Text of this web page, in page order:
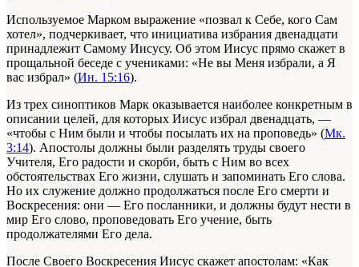
Используемое Марком выражение «позвал к Себе, кого Сам
хотел», подчеркивает, что инициатива избрания двенадцати
принадлежит Самому Иисусу. Об этом Иисус прямо скажет в
прощальной беседе с учениками: «Не вы Меня избрали, а Я
вас избрал» (Ин. 15:16).
Из трех синоптиков Марк оказывается наиболее конкретным в
описании целей, для которых Иисус избрал двенадцать, —
«чтобы с Ним были и чтобы посылать их на проповедь» (Мк.
3:14). Апостолы должны были разделять труды своего
Учителя, Его радости и скорби, быть с Ним во всех
обстоятельствах Его жизни, слушать и запоминать Его слова.
Но их служение должно продолжаться после Его смерти и
Воскресения: они — Его посланники, и должны будут нести в
мир Его слово, проповедовать Его учение, быть
продолжателями Его дела.
После Своего Воскресения Иисус скажет апостолам: «Как